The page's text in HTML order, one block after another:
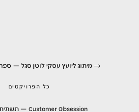
מיתוג ליועץ עסקי לוטן סגל —
כל הפרויקטים
Customer Obsession — תשתית מותגית